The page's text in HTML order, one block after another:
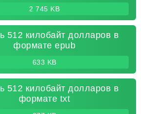
2 745 KB
512 килобайт долларов в
формате epub
633 KB
512 килобайт долларов в
формате txt